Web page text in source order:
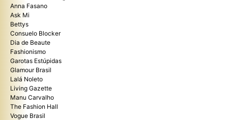
Anna Fasano
Ask Mi
Bettys
Consuelo Blocker
Dia de Beaute
Fashionismo
Garotas Estúpidas
Glamour Brasil
Lalá Noleto
Living Gazette
Manu Carvalho
The Fashion Hall
Vogue Brasil